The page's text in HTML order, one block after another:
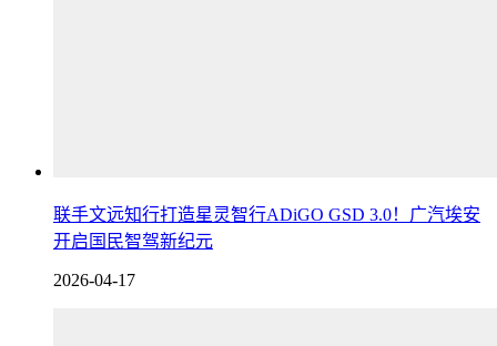
联手文远知行打造星灵智行ADiGO GSD 3.0！广汽埃安
开启国民智驾新纪元
2026-04-17